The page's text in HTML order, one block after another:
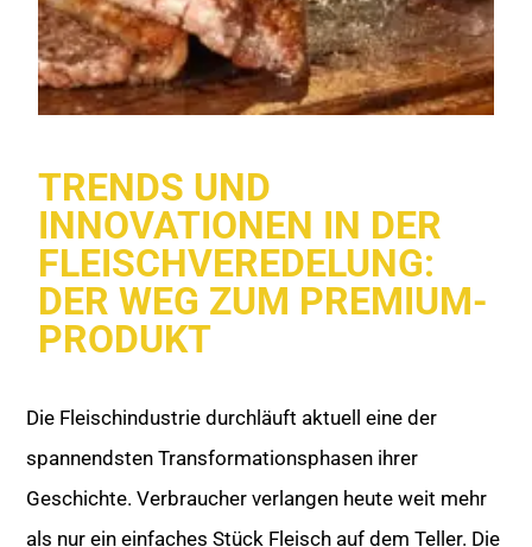
TRENDS UND
INNOVATIONEN IN DER
FLEISCHVEREDELUNG:
DER WEG ZUM PREMIUM-
PRODUKT
Die Fleischindustrie durchläuft aktuell eine der
spannendsten Transformationsphasen ihrer
Geschichte. Verbraucher verlangen heute weit mehr
als nur ein einfaches Stück Fleisch auf dem Teller. Die